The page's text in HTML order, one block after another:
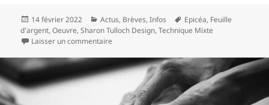
Publié
le
14 février 2022 Catégories
Actus, Brèves,Infos
Mots-
clés
Epicéa, Feuille
d'argent,Oeuvre,Sharon Tulloch Design,Technique Mixte
Laisser un commentaire